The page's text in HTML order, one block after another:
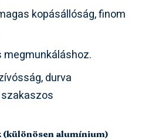
kopásállóság, finom
megmunkáláshoz.
durva
(különösen alumínium)